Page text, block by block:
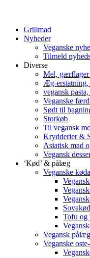
Grillmad
Nyheder
Veganske
Tilmeld
Diverse
Mel,
Æg-erstatning,
vegansk
Veganske
Sødt til
Storkøb
Til vegansk
Krydderier &
Asiatisk mad
Vegansk
‘Kød’ & pålæg
Veganske
Tofu og
Vegansk pålæg
Veganske